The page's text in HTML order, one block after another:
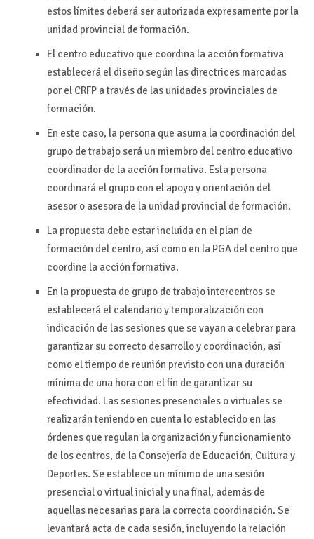
estos límites deberá ser autorizada expresamente por la
unidad provincial de formación.
El centro educativo que coordina la acción formativa
establecerá el diseño según las directrices marcadas
por el CRFP a través de las unidades provinciales de
formación.
En este caso, la persona que asuma la coordinación del
grupo de trabajo será un miembro del centro educativo
coordinador de la acción formativa. Esta persona
coordinará el grupo con el apoyo y orientación del
asesor o asesora de la unidad provincial de formación.
La propuesta debe estar incluida en el plan de
formación del centro, así como en la PGA del centro que
coordine la acción formativa.
En la propuesta de grupo de trabajo intercentros se
establecerá el calendario y temporalización con
indicación de las sesiones que se vayan a celebrar para
garantizar su correcto desarrollo y coordinación, así
como el tiempo de reunión previsto con una duración
mínima de una hora con el fin de garantizar su
efectividad. Las sesiones presenciales o virtuales se
realizarán teniendo en cuenta lo establecido en las
órdenes que regulan la organización y funcionamiento
de los centros, de la Consejería de Educación, Cultura y
Deportes. Se establece un mínimo de una sesión
presencial o virtual inicial y una final, además de
aquellas necesarias para la correcta coordinación. Se
levantará acta de cada sesión, incluyendo la relación